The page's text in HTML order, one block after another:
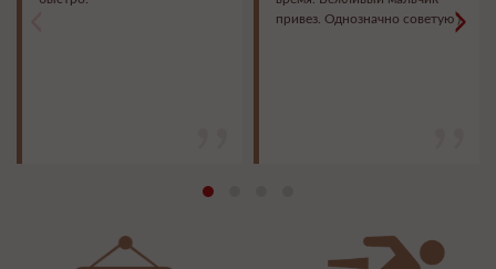
привез. Однозначно советую )>